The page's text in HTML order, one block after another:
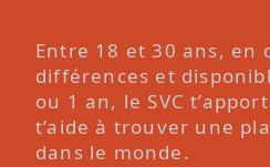
Entre 18 et 30 ans, en
différences et
ou 1 an, le SVC
t’aide à trouver une
dans le monde.